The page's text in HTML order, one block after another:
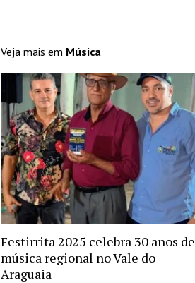
Veja mais em Música
Festirrita 2025 celebra 30 anos de
música regional no Vale do
Araguaia